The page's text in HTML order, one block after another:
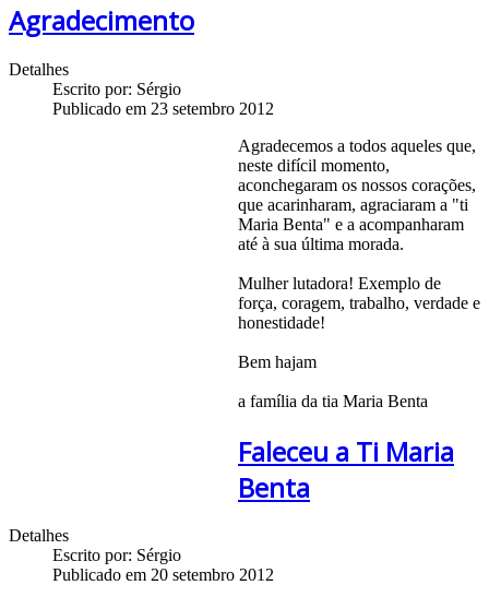
Agradecimento
Detalhes
Escrito por: Sérgio
Publicado em 23 setembro 2012
Agradecemos a todos aqueles que,
neste difícil momento,
aconchegaram os nossos corações,
que acarinharam, agraciaram a "ti
Maria Benta" e a acompanharam
até à sua última morada.
Mulher lutadora! Exemplo de
força, coragem, trabalho, verdade e
honestidade!
Bem hajam
a família da tia Maria Benta
Faleceu a Ti Maria
Benta
Detalhes
Escrito por: Sérgio
Publicado em 20 setembro 2012